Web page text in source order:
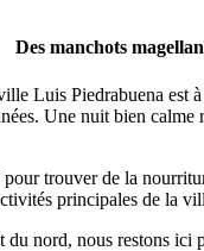
Des manchots
Luis Piedrabuena
Une nuit bien
trouver de la
principales de la
nord, nous restons ici